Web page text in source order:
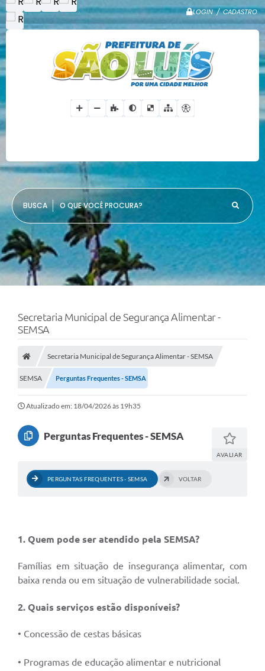
LOGIN / CADASTRO
O QUE VOCÊ PROCURA?
Secretaria Municipal de Segurança Alimentar -
SEMSA
Secretaria Municipal de Segurança Alimentar - SEMSA
SEMSA Perguntas Frequentes - SEMSA
Atualizado em: 18/04/2026 às 19h35
Perguntas Frequentes - SEMSA
AVALIAR
PERGUNTAS FREQUENTES - SEMSA VOLTAR
1. Quem pode ser atendido pela SEMSA?
Famílias em situação de insegurança alimentar, com
baixa renda ou em situação de vulnerabilidade social.
2. Quais serviços estão disponíveis?
• Concessão de cestas básicas
• Programas de educação alimentar e nutricional